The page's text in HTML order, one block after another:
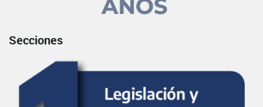
Secciones